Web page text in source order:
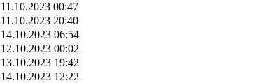
11.10.2023 00:47
11.10.2023 20:40
14.10.2023 06:54
12.10.2023 00:02
13.10.2023 19:42
14.10.2023 12:22